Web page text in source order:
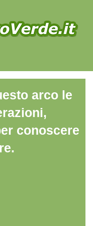
arco le
conoscere